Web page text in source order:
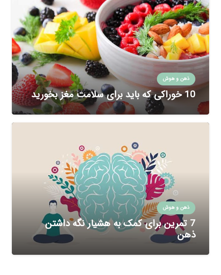
ذهن و هوش
10 خوراکی که باید برای سلامت مغز بخورید
ذهن و هوش
7 تمرین برای کمک به هشیار نگه داشتن
ذهن